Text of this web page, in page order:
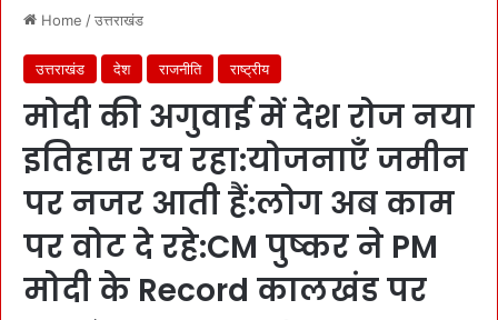
Home /उत्तराखंड
उत्तराखंड देश राजनीति राष्ट्रीय
मोदी की अगुवाई में देश रोज नया
इतिहास रच रहा:योजनाएँ जमीन
पर नजर आती हैं:लोग अब काम
पर वोट दे रहे:CM पुष्कर ने PM
मोदी के Record कालखंड पर